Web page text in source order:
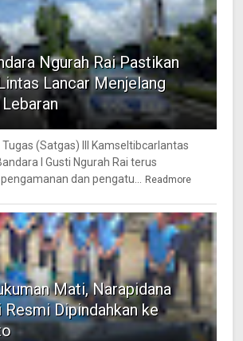
Ngurah Rai Pastikan
Lancar Menjelang
(Satgas) III Kamseltibcarlantas
I Gusti Ngurah Rai terus
dan pengatu...
Readmore
Mati, Narapidana
Resmi Dipindahkan ke